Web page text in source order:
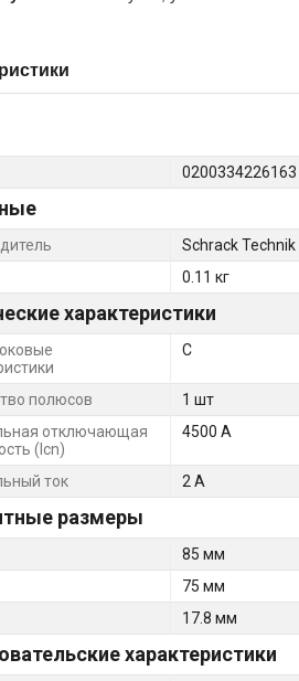
0200334226163
Schrack Technik
0.11 кг
характеристики
C
полюсов
1 шт
отключающая
(Icn)
4500 А
ток 2 А
размеры
85 мм
75 мм
17.8 мм
характеристики